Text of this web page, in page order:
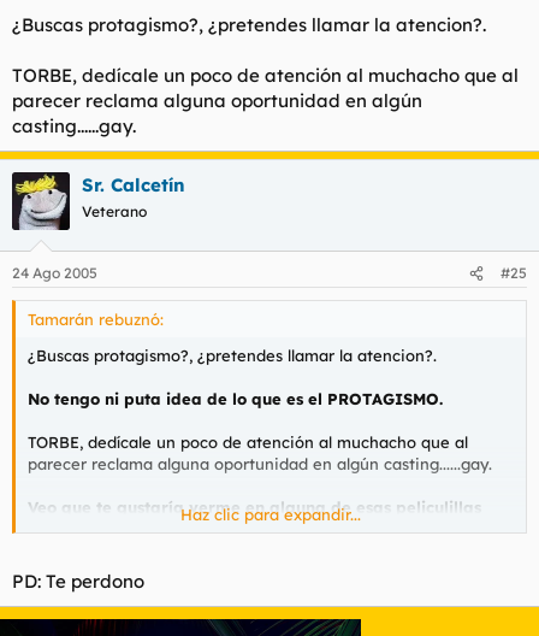
¿Buscas protagismo?, ¿pretendes llamar la atencion?.
TORBE, dedícale un poco de atención al muchacho que al
parecer reclama alguna oportunidad en algún
casting......gay.
Sr. Calcetín
Veterano
24 Ago 2005 #25
Tamarán rebuznó:
¿Buscas protagismo?, ¿pretendes llamar la atencion?.
No tengo ni puta idea de lo que es el PROTAGISMO.
TORBE, dedícale un poco de atención al muchacho que al
parecer reclama alguna oportunidad en algún casting......gay.
Veo que te gustaría verme en alguna de esas peliculillas
que utilizas para pelártela, pero siento comunicarte que por
menos al subgenero gay que tanto te interesa a ti.
Haz clic para expandir...
PD: Te perdono